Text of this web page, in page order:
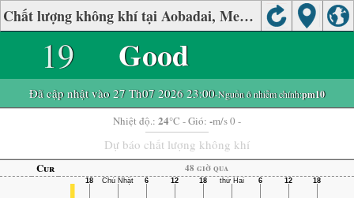
Chất lượng không khí tại Aobadai, Meguro, Tokyo
19 Good
Đã cập nhật vào 27 Th07 2026 23:00-Nguồn ô nhiễm chính:pm10
Nhiệt độ.: 24°C - Gió: -m/s 0 -
Dự báo chất lượng không khí
Cur 48 giờ qua